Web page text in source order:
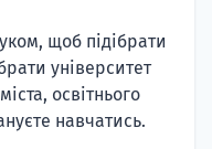
щоб підібрати
університет
освітнього
навчатись.